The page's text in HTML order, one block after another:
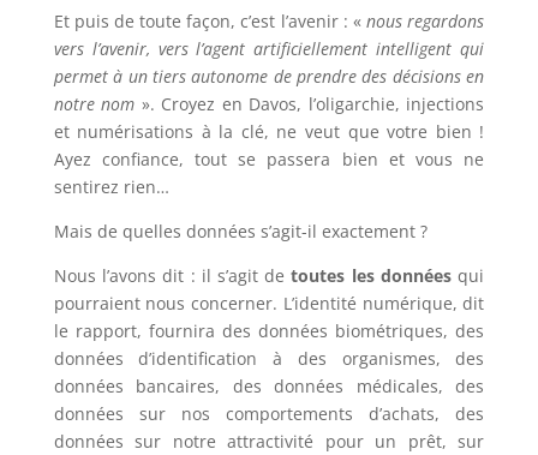
Et puis de toute façon, c’est l’avenir : «nous regardons
vers l’avenir, vers l’agent artificiellement intelligent qui
permet à un tiers autonome de prendre des décisions en
notre nom ». Croyez en Davos, l’oligarchie, injections
et numérisations à la clé, ne veut que votre bien !
Ayez confiance, tout se passera bien et vous ne
sentirez rien…
Mais de quelles données s’agit-il exactement ?
Nous l’avons dit : il s’agit detoutes les donnéesqui
pourraient nous concerner. L’identité numérique, dit
le rapport, fournira des données biométriques, des
données d’identification à des organismes, des
données bancaires, des données médicales, des
données sur nos comportements d’achats, des
données sur notre attractivité pour un prêt, sur